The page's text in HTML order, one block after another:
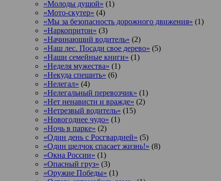
«Молоды душой» (1)
«Мото-скутер» (4)
«Мы за безопасность дорожного движения» (1)
«Наркопритон» (3)
«Начинающий водитель» (2)
«Наш лес. Посади свое дерево» (5)
«Наши семейные книги» (1)
«Неделя мужества» (1)
«Некуда спешить» (6)
«Нелегал» (4)
«Нелегальный перевозчик» (1)
«Нет ненависти и вражде» (2)
«Нетрезвый водитель» (15)
«Новогоднее чудо» (1)
«Ночь в парке» (2)
«Один день с Росгвардией» (5)
«Один щелчок спасает жизнь!» (8)
«Окна России» (1)
«Опасный груз» (3)
«Оружие Победы» (1)